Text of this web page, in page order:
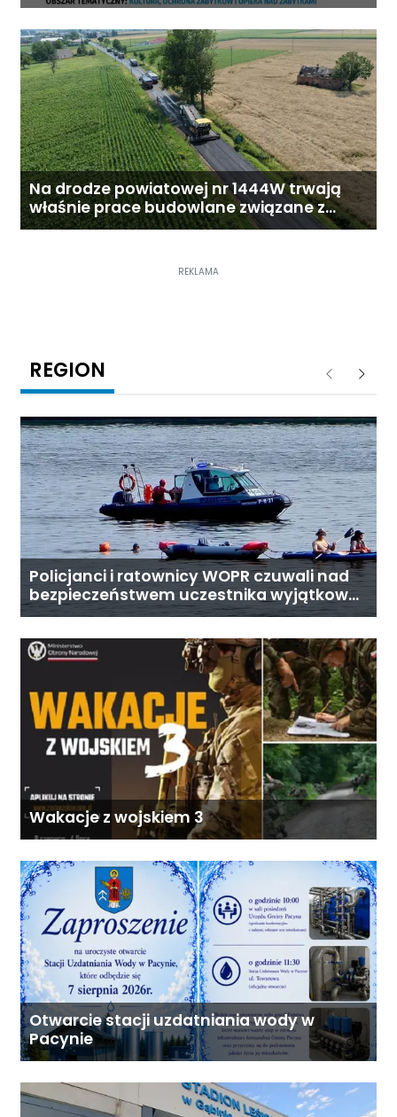
Na drodze powiatowej nr 1444W trwają
właśnie prace budowlane związane z
przebudową drogi
REKLAMA
REGION Poprzednie
Policjanci i ratownicy WOPR czuwali nad
bezpieczeństwem uczestnika wyjątkowej
wyprawy
Wakacje z wojskiem 3
Otwarcie stacji uzdatniania wody w
Pacynie